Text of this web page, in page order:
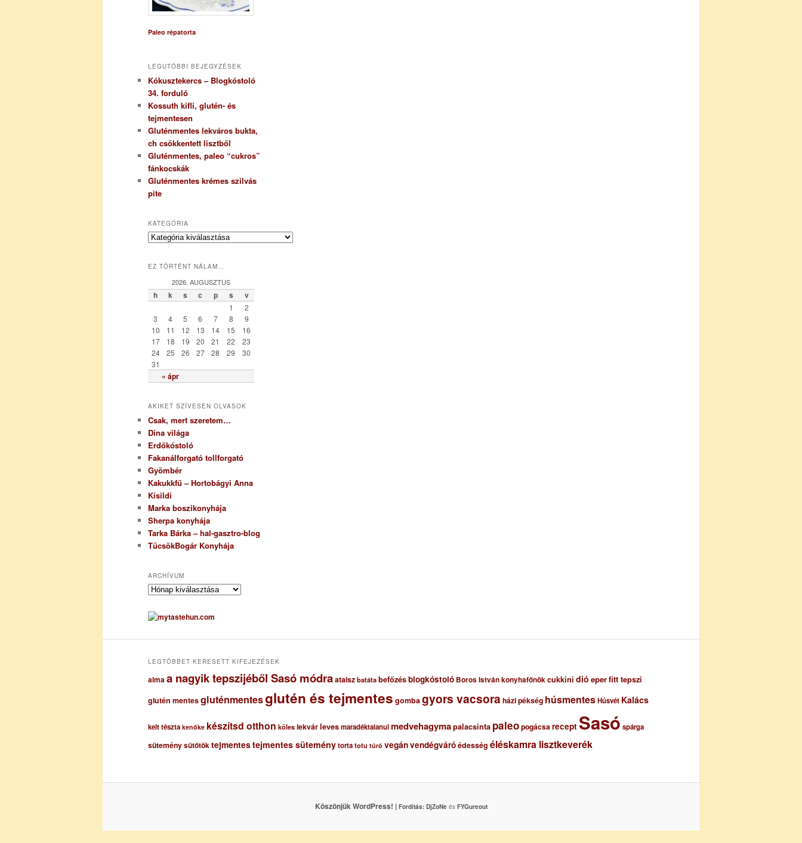
Paleo répatorta
LEGUTÓBBI BEJEGYZÉSEK
Kókusztekercs – Blogkóstoló
34. forduló
Kossuth kifli, glutén- és
tejmentesen
Gluténmentes lekváros bukta,
ch csökkentett lisztből
Gluténmentes, paleo “cukros”
fánkocskák
Gluténmentes krémes szilvás
pite
KATEGÓRIA
K
e
r
EZ TÖRTÉNT NÁLAM…
2026. AUGUSZTUS
h k s c p s v
« ápr
1
2
3
4 5 6 7 8
9
10
11 12 13 14 15
16
17
18 19 20 21 22
23
24
25 26 27 28 29
30
31
AKIKET SZÍVESEN OLVASOK
Csak, mert szeretem…
Dina világa
Erdőkóstoló
Fakanálforgató tollforgató
Gyömbér
Kakukkfű – Hortobágyi Anna
Kisildi
Marka boszikonyhája
Sherpa konyhája
Tarka Bárka – hal-gasztro-blog
TücsökBogár Konyhája
ARCHÍVUM
A
c
h
uLEGTÖBBET KERESETT KIFEJEZÉSEK
almaa nagyik tepszijéből Sasó módraataisz batáta befőzésblogkóstoló Boros István konyhafőnökcukkini dió eperfitt tepszi
glutén mentesgluténmentesglutén és tejmentes gombagyors vacsora házi pékség húsmentesHúsvét Kalács
kelt tészta kenőke készítsd otthon köles lekvárlevesmaradéktalanulmedvehagymapalacsinta paleopogácsarecept Sasó spárga
süteménysütőtöktejmentestejmentes süteménytorta totu túró vegánvendégváróédesség éléskamra lisztkeverék
Köszönjük WordPress! | Fordítás: DjZoNeés FYGureout